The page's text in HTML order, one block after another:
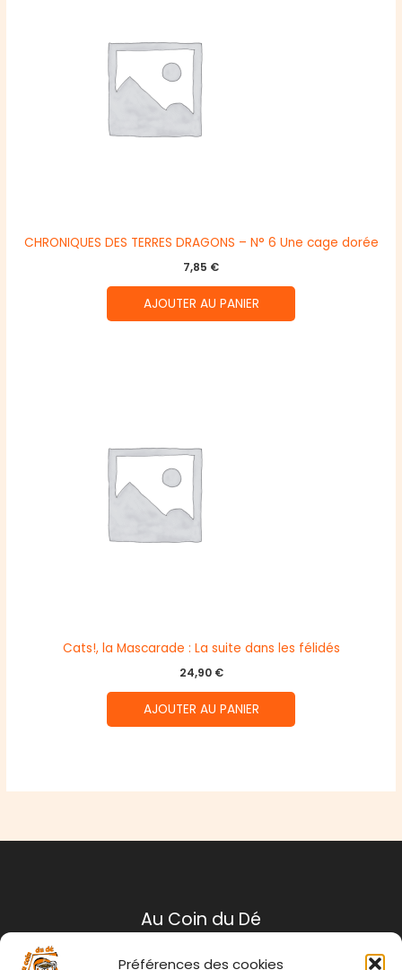
Préférences des cookies
CHRONIQUES DES TERRES DRAGONS – N° 6 Une cage dorée
7,85 €
AJOUTER AU PANIER
Cats!, la Mascarade : La suite dans les félidés
24,90 €
AJOUTER AU PANIER
Au Coin du Dé